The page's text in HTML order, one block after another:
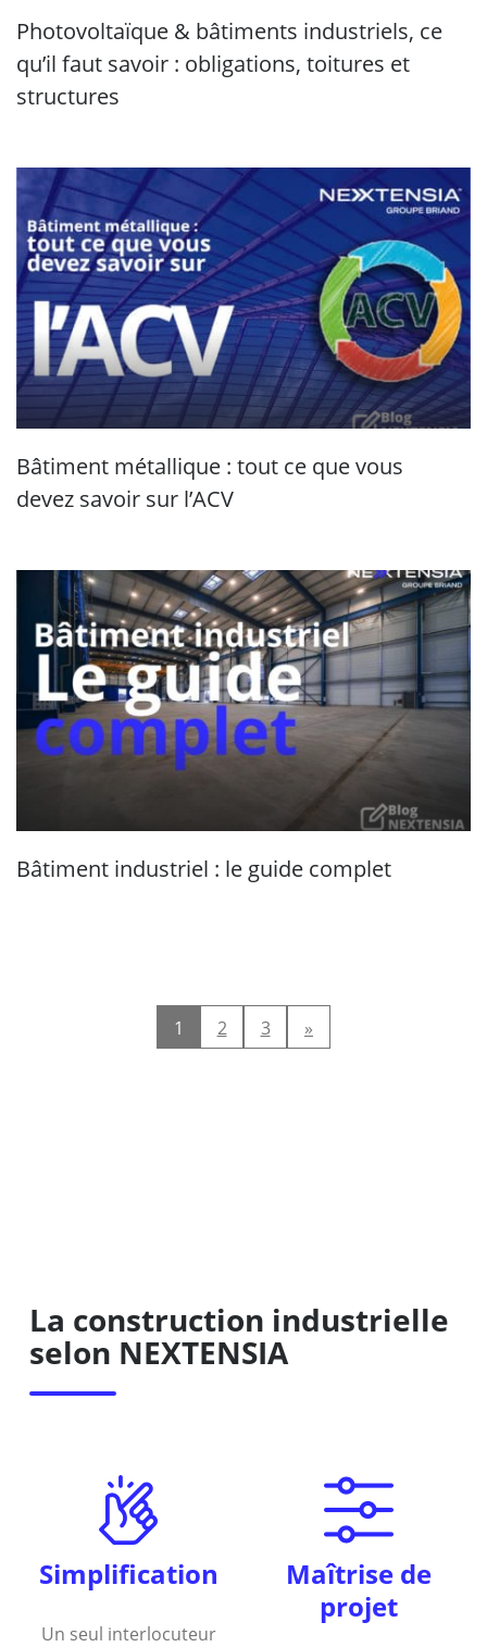
Photovoltaïque & bâtiments industriels, ce
qu’il faut savoir : obligations, toitures et
structures
Bâtiment métallique : tout ce que vous
devez savoir sur l’ACV
Bâtiment industriel : le guide complet
1 2 3 »
La construction industrielle
selon NEXTENSIA
Simplification
Un seul interlocuteur
Maîtrise de
projet